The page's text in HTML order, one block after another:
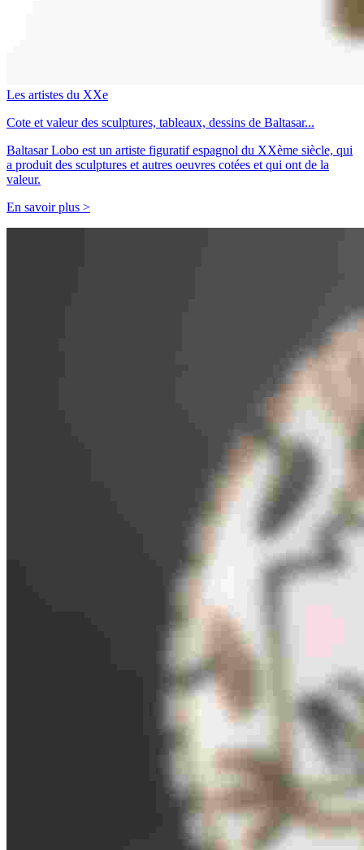
Les artistes du XXe
Cote et valeur des sculptures, tableaux, dessins de Baltasar...
Baltasar Lobo est un artiste figuratif espagnol du XXème siècle, qui
a produit des sculptures et autres oeuvres cotées et qui ont de la
valeur.
En savoir plus >